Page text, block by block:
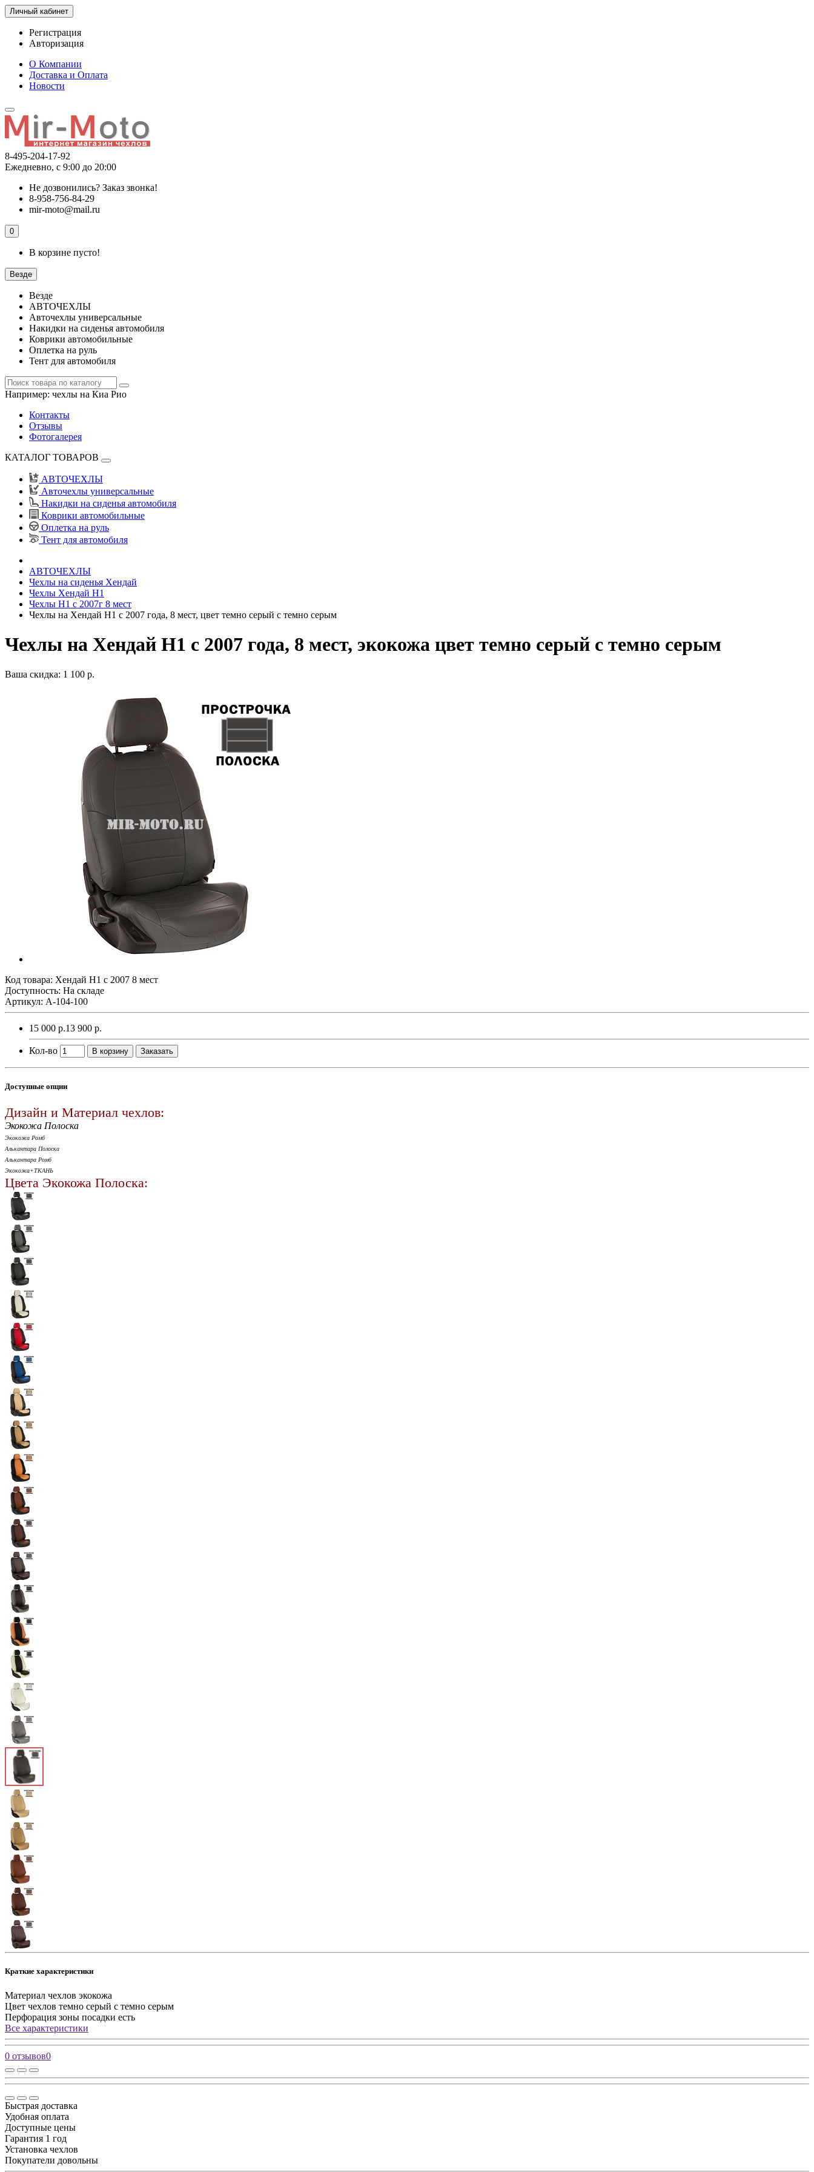
Личный кабинет
Регистрация
Авторизация
О Компании
Доставка и Оплата
Новости
8-495-204-17-92
Ежедневно, с 9:00 до 20:00
Не дозвонились? Заказ звонка!
8-958-756-84-29
mir-moto@mail.ru
0
В корзине пусто!
Везде
Везде
АВТОЧЕХЛЫ
Авточехлы универсальные
Накидки на сиденья автомобиля
Коврики автомобильные
Оплетка на руль
Тент для автомобиля
Например: чехлы на Киа Рио
Контакты
Отзывы
Фотогалерея
КАТАЛОГ ТОВАРОВ
АВТОЧЕХЛЫ
Авточехлы универсальные
Накидки на сиденья автомобиля
Коврики автомобильные
Оплетка на руль
Тент для автомобиля
АВТОЧЕХЛЫ
Чехлы на сиденья Хендай
Чехлы Хендай Н1
Чехлы Н1 с 2007г 8 мест
Чехлы на Хендай Н1 с 2007 года, 8 мест, цвет темно серый с темно серым
Чехлы на Хендай Н1 с 2007 года, 8 мест, экокожа цвет темно серый с темно серым
Ваша скидка: 1 100 р.
Код товара: Хендай Н1 с 2007 8 мест
Доступность: На складе
Артикул: A-104-100
15 000 р.13 900 р.
Кол-во В корзину Заказать
Доступные опции
Дизайн и Материал чехлов:
Экокожа Полоска
Экокожа Ромб
Алькантара Полоска
Алькантара Ромб
Экокожа+ТКАНЬ
Цвета Экокожа Полоска:
Краткие характеристики
Материал чехлов экокожа
Цвет чехлов темно серый с темно серым
Перфорация зоны посадки есть
Все характеристики
0 отзывов0
Быстрая доставка
Удобная оплата
Доступные цены
Гарантия 1 год
Установка чехлов
Покупатели довольны